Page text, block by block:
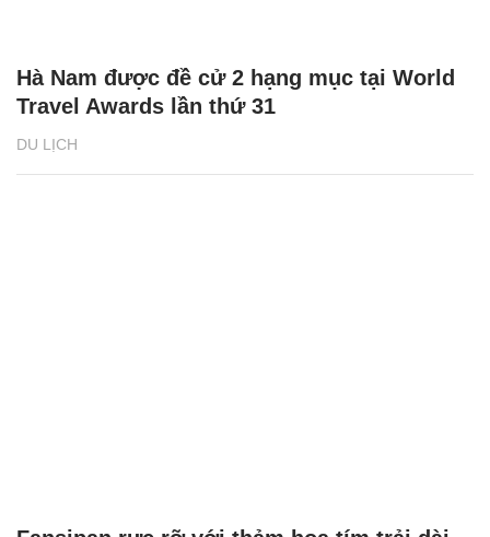
DU LỊCH
Hà Nam được đề cử 2 hạng mục tại World
Travel Awards lần thứ 31